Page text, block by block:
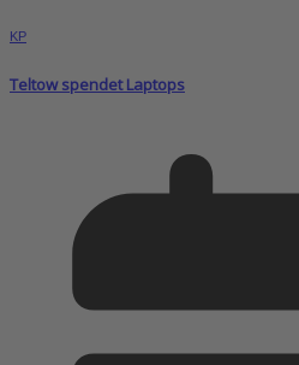
KP
Teltow spendet Laptops